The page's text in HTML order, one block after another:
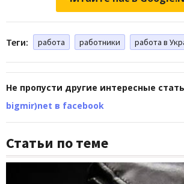
Теги: работа работники работа в
Не пропусти другие интересные
bigmir)net в facebook
Статьи по теме